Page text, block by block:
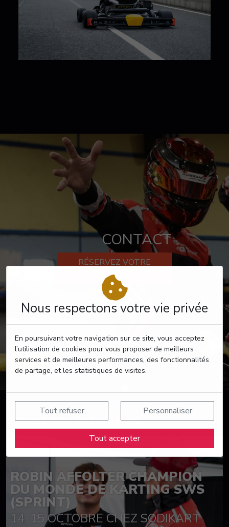
Nous respectons votre vie privée
En poursuivant votre navigation sur ce site, vous acceptez
l’utilisation de cookies pour vous proposer de meilleurs
services et de meilleures performances, des fonctionnalités
de partage, et les statistiques de visites.
Tout refuser Personnaliser
Tout accepter
CONTACT
RÉSERVEZ VOTRE
PASSAGE
Suivez nos actualités
ROBIN AFFOLTER CHAMPION
DU MONDE DE KARTING SWS
(SPRINT)
14-15 OCTOBRE CHEZ SODIKART